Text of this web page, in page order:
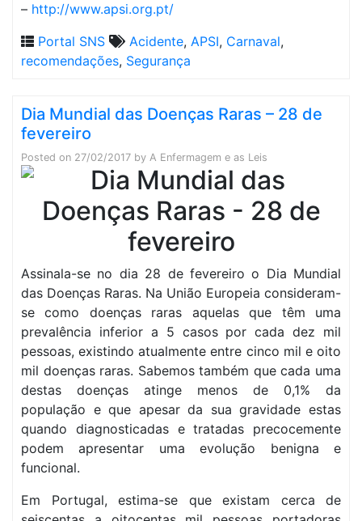
– http://www.apsi.org.pt/
Portal SNS
Acidente, APSI, Carnaval,
recomendações, Segurança
Dia Mundial das Doenças Raras – 28 de
fevereiro
Posted on 27/02/2017 by A Enfermagem e as Leis
Assinala-se no dia 28 de fevereiro o Dia Mundial
das Doenças Raras. Na União Europeia consideram-
se como doenças raras aquelas que têm uma
prevalência inferior a 5 casos por cada dez mil
pessoas, existindo atualmente entre cinco mil e oito
mil doenças raras. Sabemos também que cada uma
destas doenças atinge menos de 0,1% da
população e que apesar da sua gravidade estas
quando diagnosticadas e tratadas precocemente
podem apresentar uma evolução benigna e
funcional.
Em Portugal, estima-se que existam cerca de